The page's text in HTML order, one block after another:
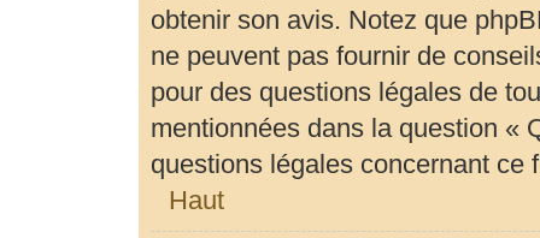
obtenir son avis. Notez que
ne peuvent pas fournir de
pour des questions légales de
mentionnées dans la question «
questions légales concernant ce
Haut